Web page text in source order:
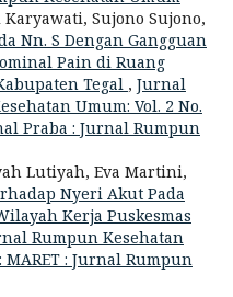
Sujono Sujono,
Nn. S Dengan Gangguan
Pain di Ruang
Tegal , Jurnal
Umum: Vol. 2 No.
Praba : Jurnal Rumpun
Lutiyah, Eva Martini,
Nyeri Akut Pada
Kerja Puskesmas
Rumpun Kesehatan
MARET : Jurnal Rumpun